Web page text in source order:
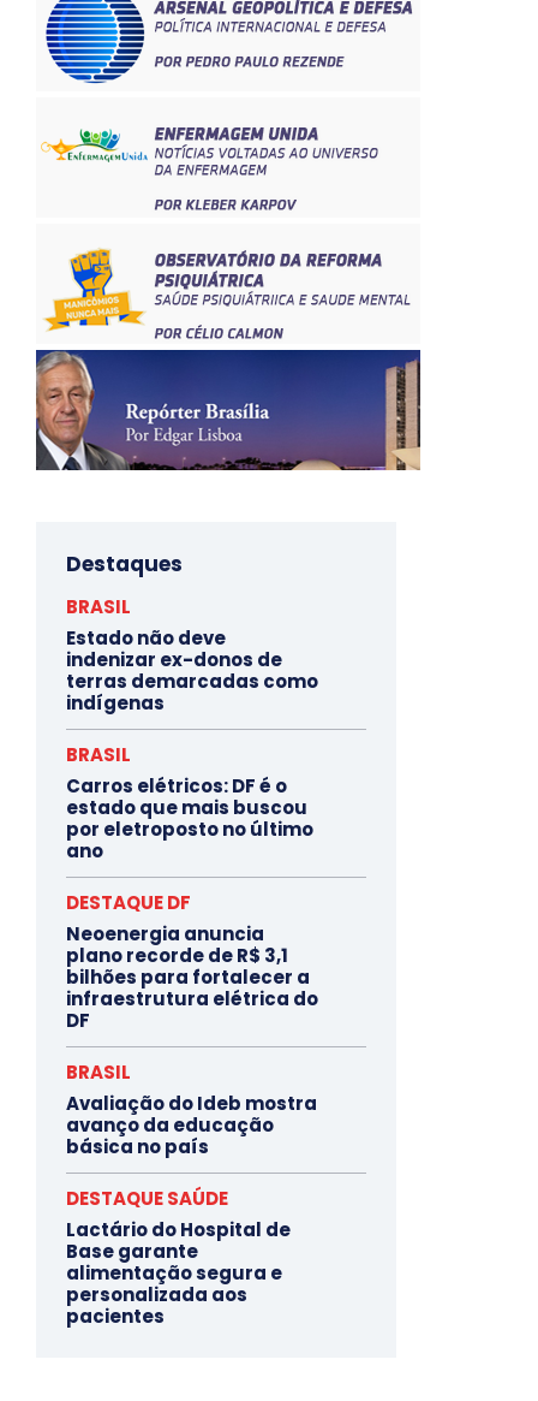
Destaques
BRASIL
Estado não deve
indenizar ex-donos de
terras demarcadas como
indígenas
BRASIL
Carros elétricos: DF é o
estado que mais buscou
por eletroposto no último
ano
DESTAQUE DF
Neoenergia anuncia
plano recorde de R$ 3,1
bilhões para fortalecer a
infraestrutura elétrica do
DF
BRASIL
Avaliação do Ideb mostra
avanço da educação
básica no país
DESTAQUE SAÚDE
Lactário do Hospital de
Base garante
alimentação segura e
personalizada aos
pacientes